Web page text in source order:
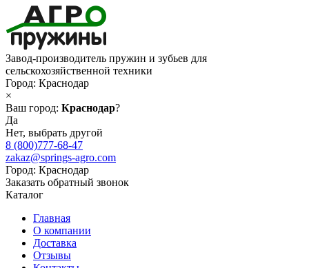
Завод-производитель пружин и зубьев для
сельскохозяйственной техники
Город: Краснодар
×
Ваш город: Краснодар?
Да
Нет, выбрать другой
8 (800)777-68-47
zakaz@springs-agro.com
Город: Краснодар
Заказать обратный звонок
Каталог
Главная
О компании
Доставка
Отзывы